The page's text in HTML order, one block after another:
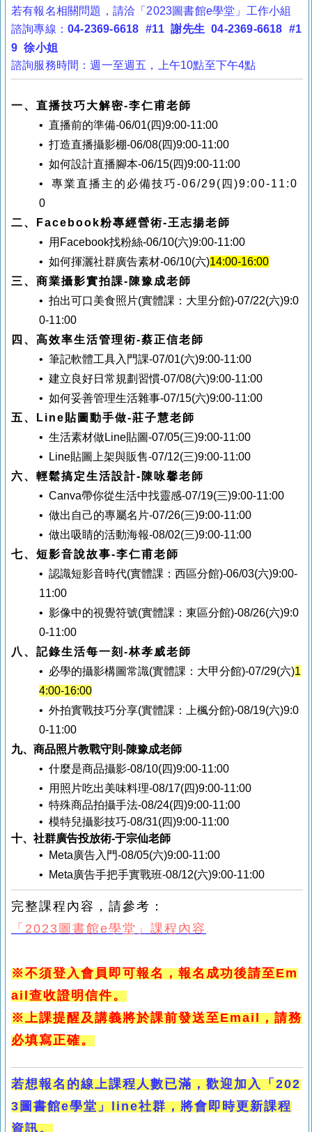
若有報名相關問題，請洽「2023圖書館e學堂」工作小組
諮詢專線： 04-2369-6618 #11 謝先生 04-2369-6618 #1
9 徐小姐
諮詢服務時間：週一至週五，上午10點至下午4點
一、直播技巧大解密-李仁甫老師
• 直播前的準備-06/01(四)9:00-11:00
• 打造直播攝影棚-06/08(四)9:00-11:00
• 如何設計直播腳本-06/15(四)9:00-11:00
• 專業直播主的必備技巧-06/29(四)9:00-11:0
0
二、Facebook粉專經營術-王志揚老師
• 用Facebook找粉絲-06/10(六)9:00-11:00
• 如何揮灑社群廣告素材-06/10(六)14:00-16:00
三、商業攝影實拍課-陳豫成老師
• 拍出可口美食照片(實體課：大里分館)-07/22(六)9:0
0-11:00
四、高效率生活管理術-蔡正信老師
• 筆記軟體工具入門課-07/01(六)9:00-11:00
• 建立良好日常規劃習慣-07/08(六)9:00-11:00
• 如何妥善管理生活雜事-07/15(六)9:00-11:00
五、Line貼圖動手做-莊子慧老師
• 生活素材做Line貼圖-07/05(三)9:00-11:00
• Line貼圖上架與販售-07/12(三)9:00-11:00
六、輕鬆搞定生活設計-陳咏馨老師
• Canva帶你從生活中找靈感-07/19(三)9:00-11:00
• 做出自己的專屬名片-07/26(三)9:00-11:00
• 做出吸睛的活動海報-08/02(三)9:00-11:00
七、短影音說故事-李仁甫老師
• 認識短影音時代(實體課：西區分館)-06/03(六)9:00-
11:00
• 影像中的視覺符號(實體課：東區分館)-08/26(六)9:0
0-11:00
八、記錄生活每一刻-林孝威老師
• 必學的攝影構圖常識(實體課：大甲分館)-07/29(六)1
4:00-16:00
• 外拍實戰技巧分享(實體課：上楓分館)-08/19(六)9:0
0-11:00
九、商品照片教戰守則-陳豫成老師
• 什麼是商品攝影-08/10(四)9:00-11:00
• 用照片吃出美味料理-08/17(四)9:00-11:00
• 特殊商品拍攝手法-08/24(四)9:00-11:00
• 模特兒攝影技巧-08/31(四)9:00-11:00
十、社群廣告投放術-于宗仙老師
• Meta廣告入門-08/05(六)9:00-11:00
• Meta廣告手把手實戰班-08/12(六)9:00-11:00
完整課程內容，請參考：
「2023圖書館e學堂」課程內容
※不須登入會員即可報名，報名成功後請至Em
ail查收證明信件。
※上課提醒及講義將於課前發送至Email，請務
必填寫正確。
若想報名的線上課程人數已滿，歡迎加入「202
3圖書館e學堂」line社群，將會即時更新課程
資訊。